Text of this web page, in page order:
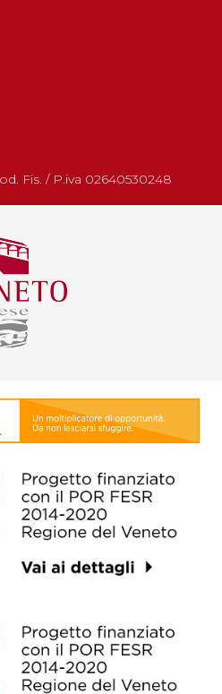
Fis. / P.iva 02640530248